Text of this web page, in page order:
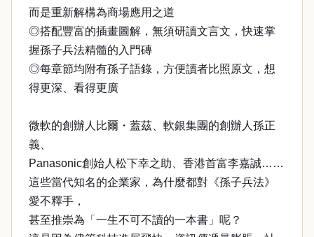
而是重新解構為商場應用之道
◎搭配豐富的插畫圖解，無須研讀文言文，快速掌
握孫子兵法精髓的入門磚
◎每章節均附有孫子語錄，方便讀者比照原文，想
得更深、看得更廣
微軟的創辦人比爾・蓋茲、軟銀集團的創辦人孫正
義、
Panasonic創始人松下幸之助、香港首富李嘉誠……
這些當代知名的企業家，為什麼都對《孫子兵法》
愛不釋手，
甚至推崇為「一生不可不讀的一本書」呢？